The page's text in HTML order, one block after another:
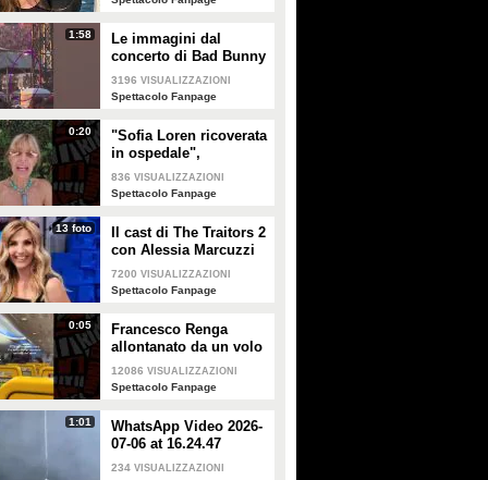
1:58
Le immagini dal
concerto di Bad Bunny
a Milano
3196 VISUALIZZAZIONI
Spettacolo Fanpage
0:20
"Sofia Loren ricoverata
in ospedale",
Alessandra Mussolini
smentisce: "È serena e
836 VISUALIZZAZIONI
Spettacolo Fanpage
13 foto
Il cast di The Traitors 2
con Alessia Marcuzzi
7200 VISUALIZZAZIONI
Spettacolo Fanpage
0:05
Francesco Renga
allontanato da un volo
Ryanair dopo una
discussione con gli
12086 VISUALIZZAZIONI
Spettacolo Fanpage
1:01
WhatsApp Video 2026-
07-06 at 16.24.47
234 VISUALIZZAZIONI